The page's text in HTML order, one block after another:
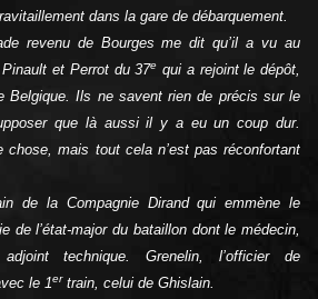
dans la gare de débarquement.
revenu de Bourges me dit qu’il a vu au
et Perrot du 37e qui a rejoint le dépôt,
Belgique. Ils ne savent rien de précis sur le
que là aussi il y a eu un coup dur.
chose, mais tout cela n’est pas réconfortant
de la Compagnie Dirand qui emmène le
de l’état-major du bataillon dont le médecin,
technique. Grenelin, l’officier de
le 1ertrain, celui de Ghislain.